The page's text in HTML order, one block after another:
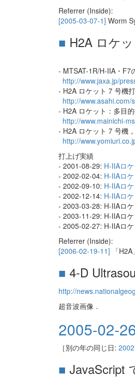
Referrer (Inside):
[2005-03-07-1] Worm
■ H2A ロケ
- MTSAT-1R/H-IIA・F7
http://www.jaxa.jp/
- H2A ロケット 7 号機
http://
- H2A ロケット：多目
http://www.mainichi-
- H2A ロケット 7 号機
http://
打上げ実績
- 2001-08-29: H-IIAロ
- 2002-02-04: H-IIAロ
- 2002-09-10: H-IIAロ
- 2002-12-14: H-IIAロ
- 2003-03-28: H-IIAロ
- 2003-11-29: H-IIAロ
- 2005-02-27: H-IIAロ
Referrer (Inside):
[2006-02-19-11] 「
■ 4-D
http://
超音波画像．
2005-02-
［別の年の同じ日: 2002
■ JavaScript